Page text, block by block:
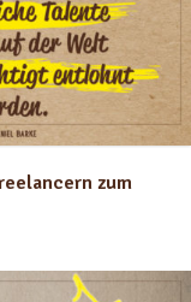
zum